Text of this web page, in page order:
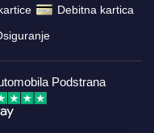
Debitna kartica
Podstrana